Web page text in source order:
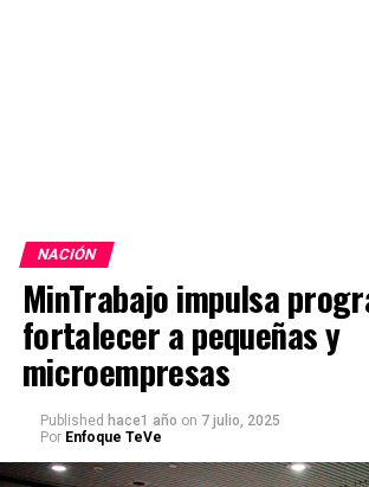
NACIÓN
MinTrabajo impulsa
fortalecer a pequeñas y
microempresas
Published hace1 año on 7 julio, 2025
Por Enfoque TeVe